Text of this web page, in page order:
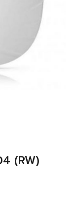
(RW)